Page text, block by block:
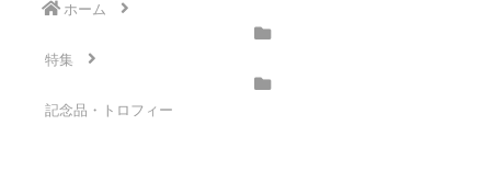
ホーム
特集
記念品・トロフィー